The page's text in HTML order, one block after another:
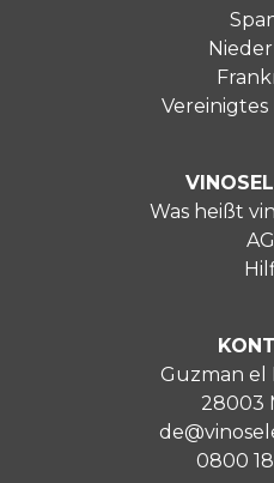
Was heißt
Guzman el
28003
0800